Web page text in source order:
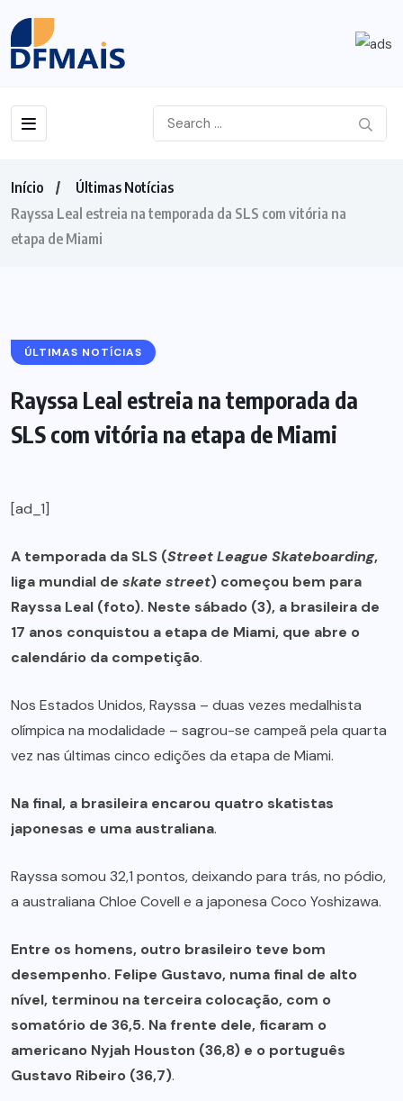
Início
Últimas Notícias
Rayssa Leal estreia na temporada da SLS com vitória na
etapa de Miami
ÚLTIMAS NOTÍCIAS
Rayssa Leal estreia na temporada da
SLS com vitória na etapa de Miami
[ad_1]
A temporada da SLS (Street League Skateboarding,
liga mundial de skate street) começou bem para
Rayssa Leal (foto). Neste sábado (3), a brasileira de
17 anos conquistou a etapa de Miami, que abre o
calendário da competição.
Nos Estados Unidos, Rayssa – duas vezes medalhista
olímpica na modalidade – sagrou-se campeã pela quarta
vez nas últimas cinco edições da etapa de Miami.
Na final, a brasileira encarou quatro skatistas
japonesas e uma australiana.
Rayssa somou 32,1 pontos, deixando para trás, no pódio,
a australiana Chloe Covell e a japonesa Coco Yoshizawa.
Entre os homens, outro brasileiro teve bom
desempenho. Felipe Gustavo, numa final de alto
nível, terminou na terceira colocação, com o
somatório de 36,5. Na frente dele, ficaram o
americano Nyjah Houston (36,8) e o português
Gustavo Ribeiro (36,7).